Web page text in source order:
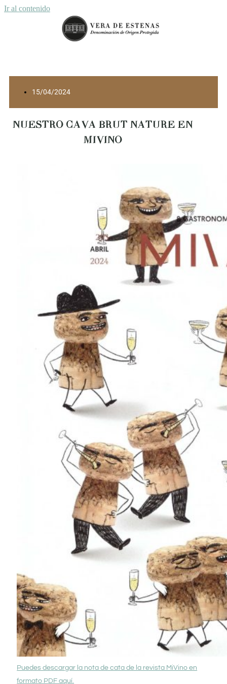
Ir al contenido
15/04/2024
NUESTRO CAVA BRUT NATURE EN
MIVINO
Puedes descargar la nota de cata de la revista MiVino en
formato PDF aquí.